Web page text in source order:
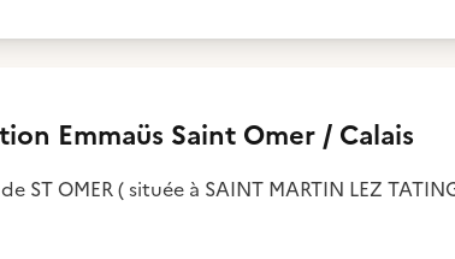
Emmaüs Saint Omer / Calais
ST OMER ( située à SAINT MARTIN LEZ